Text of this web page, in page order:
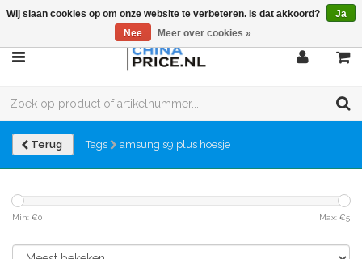
Terug Tags amsung s9 plus hoesje
Min: €0 Max: €5
Wij slaan cookies op om onze website te verbeteren. Is dat akkoord?
Ja
Nee
Meer over cookies »